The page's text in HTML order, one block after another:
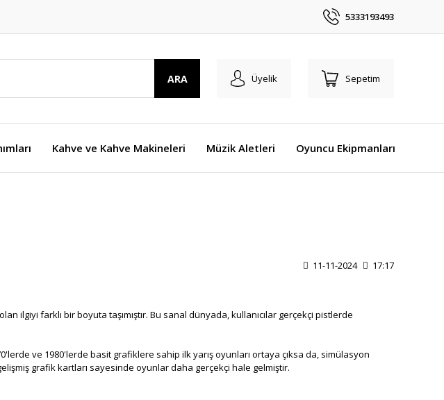
5333193493
ARA Üyelik Sepetim
Kahve ve Kahve Makineleri Müzik Aletleri Oyuncu Ekipmanları
11-11-2024 17:17
ilgiyi farklı bir boyuta taşımıştır. Bu sanal dünyada, kullanıcılar gerçekçi pistlerde
ve 1980'lerde basit grafiklere sahip ilk yarış oyunları ortaya çıksa da, simülasyon
grafik kartları sayesinde oyunlar daha gerçekçi hale gelmiştir.